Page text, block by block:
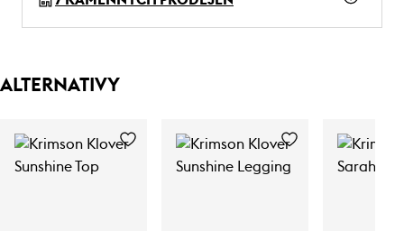
ALTERNATIVY